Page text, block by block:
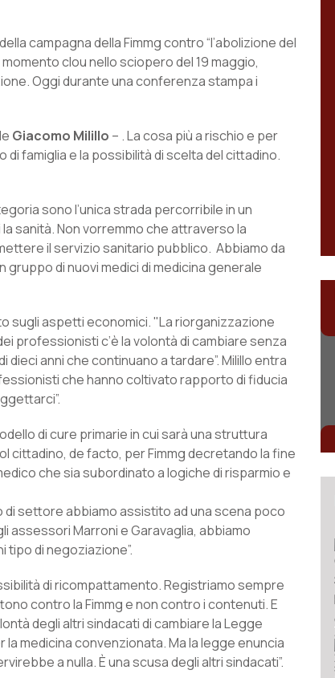
campagna della Fimmg contro “l’abolizione del
clou nello sciopero del 19 maggio,
Oggi durante una conferenza stampa i
Giacomo Milillo – . La cosa più a rischio e per
famiglia e la possibilità di scelta del cittadino.
sono l’unica strada percorribile in un
sanità. Non vorremmo che attraverso la
il servizio sanitario pubblico. Abbiamo da
gruppo di nuovi medici di medicina generale
sugli aspetti economici. "La riorganizzazione
professionisti c’è la volontà di cambiare senza
anni che continuano a tardare”. Milillo entra
che hanno coltivato rapporto di fiducia
di cure primarie in cui sarà una struttura
cittadino, de facto, per Fimmg decretando la fine
che sia subordinato a logiche di risparmio e
di settore abbiamo assistito ad una scena poco
assessori Marroni e Garavaglia, abbiamo
di negoziazione”.
di ricompattamento. Registriamo sempre
contro la Fimmg e non contro i contenuti. E
degli altri sindacati di cambiare la Legge
medicina convenzionata. Ma la legge enuncia
a nulla. È una scusa degli altri sindacati”.